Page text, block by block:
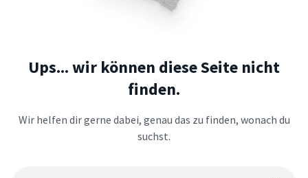
Ups... wir können diese Seite nicht
finden.
Wir helfen dir gerne dabei, genau das zu finden, wonach du
suchst.